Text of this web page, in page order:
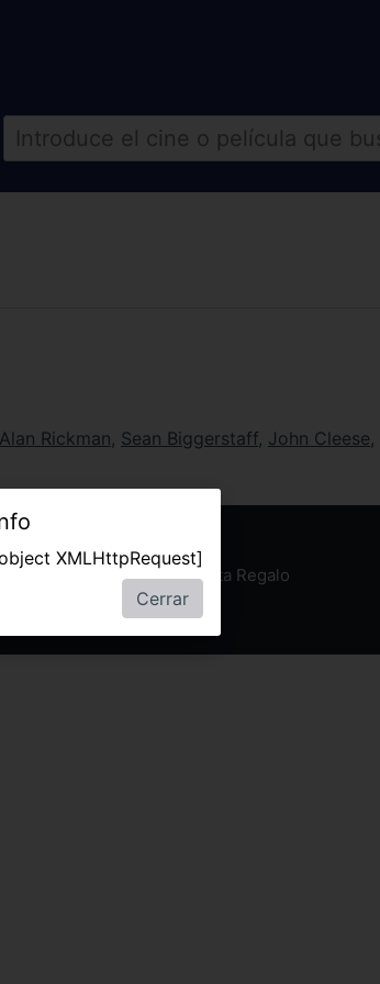
Alan Rickman, Sean Biggerstaff, John Cleese,
de privacidad Tarjeta Regalo
XMLHttpRequest]
Cerrar